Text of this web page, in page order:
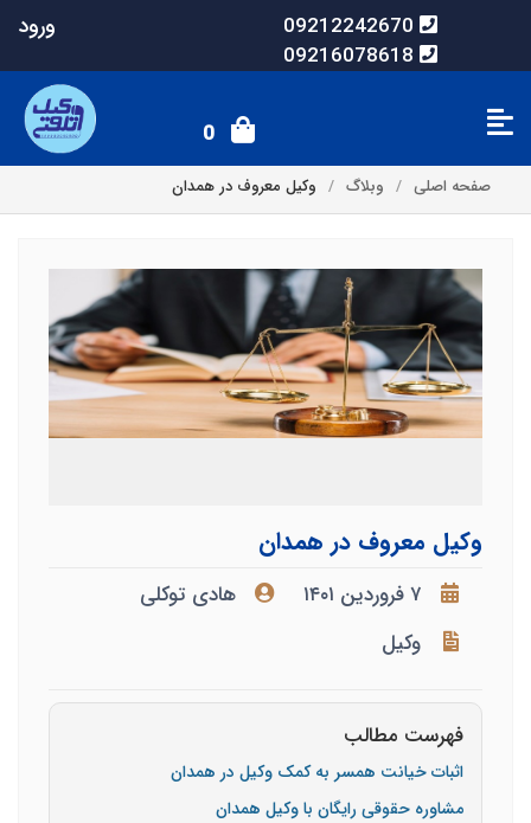
09212242670
09216078618
ورود
0
صفحه اصلی وبلاگ وکیل معروف در همدان
وکیل معروف در همدان
۷ فروردین ۱۴۰۱
هادی توکلی
وکیل
فهرست مطالب
اثبات خیانت همسر به کمک وکیل در همدان
مشاوره حقوقی رایگان با وکیل همدان